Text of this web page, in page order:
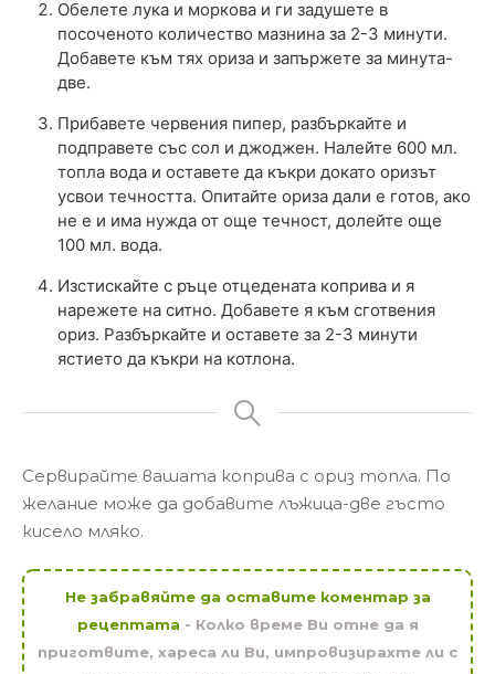
Обелете лука и моркова и ги задушете в
посоченото количество мазнина за 2-3 минути.
Добавете към тях ориза и запържете за минута-
две.
Прибавете червения пипер, разбъркайте и
подправете със сол и джоджен. Налейте 600 мл.
топла вода и оставете да къкри докато оризът
усвои течността. Опитайте ориза дали е готов, ако
не е и има нужда от още течност, долейте още
100 мл. вода.
Изстискайте с ръце отцедената коприва и я
нарежете на ситно. Добавете я към сготвения
ориз. Разбъркайте и оставете за 2-3 минути
ястието да къкри на котлона.
Сервирайте вашата коприва с ориз топла. По
желание може да добавите лъжица-две гъсто
кисело мляко.
Не забравяйте да оставите коментар за
рецептата - Колко време Ви отне да я
приготвите, хареса ли Ви, импровизирахте ли с